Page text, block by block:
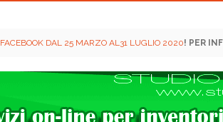
FACEBOOK DAL 25 MARZO AL31 LUGLIO 2020! PER